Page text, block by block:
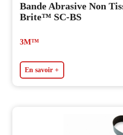
Bande Abrasive Non
Brite™ SC-BS
3M™
En savoir +